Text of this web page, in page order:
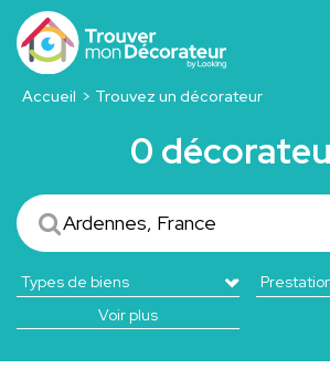
Accueil Trouvez un décorateur
0
Voir plus